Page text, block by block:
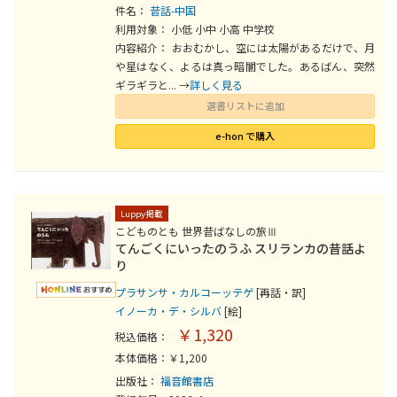
件名： 昔話-中国
利用対象： 小低 小中 小高 中学校
内容紹介： おおむかし、空には太陽があるだけで、月
や星はなく、よるは真っ暗闇でした。あるばん、突然
ギラギラと... →詳しく見る
選書リストに追加
e-hon で購入
Luppy掲載
こどものとも 世界昔ばなしの旅Ⅲ
てんごくにいったのうふ スリランカの昔話よ
り
プラサンサ・カルコーッテゲ[再話・訳]
イノーカ・デ・シルバ[絵]
税込価格：
￥1,320
本体価格：￥1,200
出版社： 福音館書店